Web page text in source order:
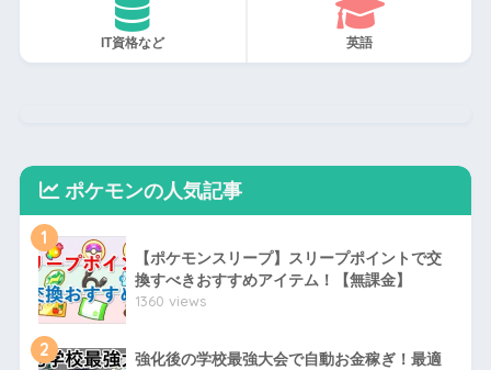
IT資格など 英語
ポケモンの人気記事
1
【ポケモンスリープ】スリープポイントで交
換すべきおすすめアイテム！【無課金】
1360 views
2
強化後の学校最強大会で自動お金稼ぎ！最適